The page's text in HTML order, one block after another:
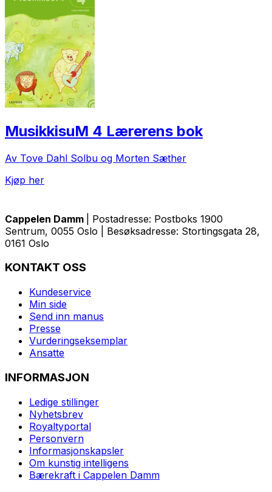
MusikkisuM 4 Lærerens bok
Av Tove Dahl Solbu og Morten Sæther
Kjøp her
Cappelen Damm
| Postadresse: Postboks 1900
Sentrum, 0055 Oslo | Besøksadresse: Stortingsgata 28,
0161 Oslo
KONTAKT OSS
Kundeservice
Min side
Send inn manus
Presse
Vurderingseksemplar
Ansatte
INFORMASJON
Ledige stillinger
Nyhetsbrev
Royaltyportal
Personvern
Informasjonskapsler
Om kunstig intelligens
Bærekraft i Cappelen Damm